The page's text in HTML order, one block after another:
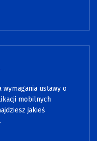
wymagania ustawy o
mobilnych
jakieś